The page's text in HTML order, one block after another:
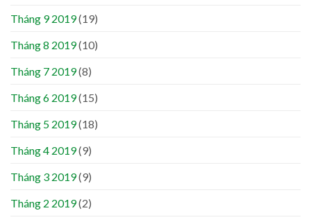
Tháng 9 2019(19)
Tháng 8 2019(10)
Tháng 7 2019(8)
Tháng 6 2019(15)
Tháng 5 2019(18)
Tháng 4 2019(9)
Tháng 3 2019(9)
Tháng 2 2019(2)